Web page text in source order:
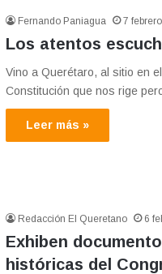
Fernando Paniagua 7
Los atentos
Vino a Querétaro, al sitio en
Constitución que nos rige
Leer más »
Redacción El Queretano 6
Exhiben
históricas del